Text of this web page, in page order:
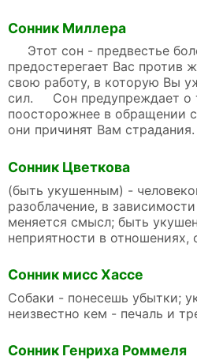
Сонник Миллера
Этот сон - предвестье
предостерегает Вас против
свою работу, в которую Вы
сил. Сон предупреждает о
поосторожнее в обращении
они причинят Вам страдания.
Сонник Цветкова
(быть укушенным) -
разоблачение, в
меняется смысл; быть
неприятности в отношениях,
Сонник мисс Хассе
Собаки - понесешь убытки;
неизвестно кем - печаль и
Сонник Генриха Роммеля